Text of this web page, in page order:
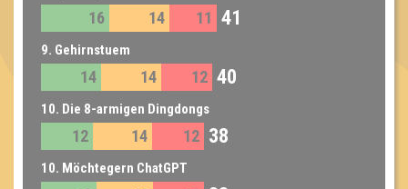
16 14 11 41
9. Gehirnstuem
14 14 12 40
10. Die 8-armigen Dingdongs
12 14 12 38
10. Möchtegern ChatGPT